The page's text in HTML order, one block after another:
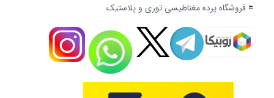
فروشگاه پرده مغناطیسی توری و پلاستیک